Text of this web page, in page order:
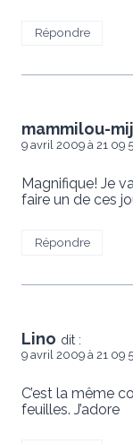
Répondre
mammilou-
9 avril 2009 à 21 09
Magnifique! Je
faire un de ces
Répondre
Lino dit :
9 avril 2009 à 21 09
C’est la même
feuilles. J’adore